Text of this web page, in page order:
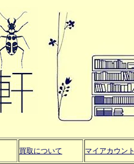
買取について マイアカウント